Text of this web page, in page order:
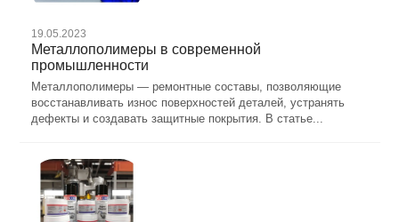
19.05.2023
Металлополимеры в современной
промышленности
Металлополимеры — ремонтные составы, позволяющие
восстанавливать износ поверхностей деталей, устранять
дефекты и создавать защитные покрытия. В статье...